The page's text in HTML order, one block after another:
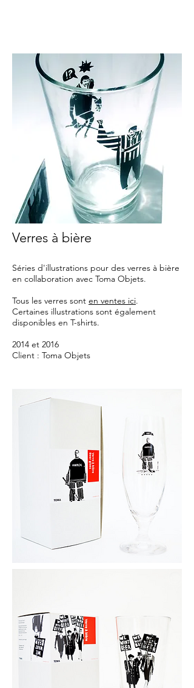
Verres à bière
Séries d'illustrations pour des verres à bière
en collaboration avec Toma Objets.
Tous les verres sont en ventes ici.
Certaines illustrations sont également
disponibles en T-shirts.
2014 et 2016
Client : Toma Objets